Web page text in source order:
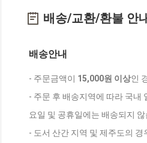
배송/교환/환불 안
배송안내
- 주문금액이 15,000원 이상인
- 주문 후 배송지역에 따라 국내
요일 및 공휴일에는 배송되지
- 도서 산간 지역 및 제주도의